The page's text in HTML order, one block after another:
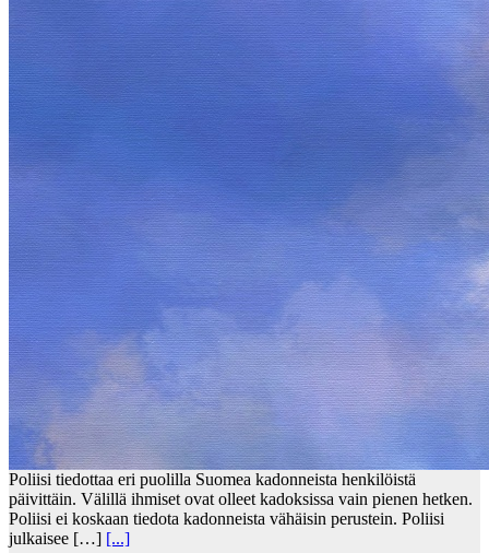
Poliisi tiedottaa eri puolilla Suomea kadonneista henkilöistä
päivittäin. Välillä ihmiset ovat olleet kadoksissa vain pienen hetken.
Poliisi ei koskaan tiedota kadonneista vähäisin perustein. Poliisi
julkaisee […] [...]